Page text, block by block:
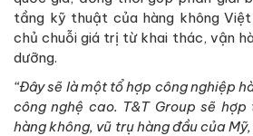
tầng kỹ thuật của hàng không
chủ chuỗi giá trị từ khai thác, vận
dưỡng.
“Đây sẽ là một tổ hợp công nghiệp
công nghệ cao. T&T Group sẽ
hàng không, vũ trụ hàng đầu của